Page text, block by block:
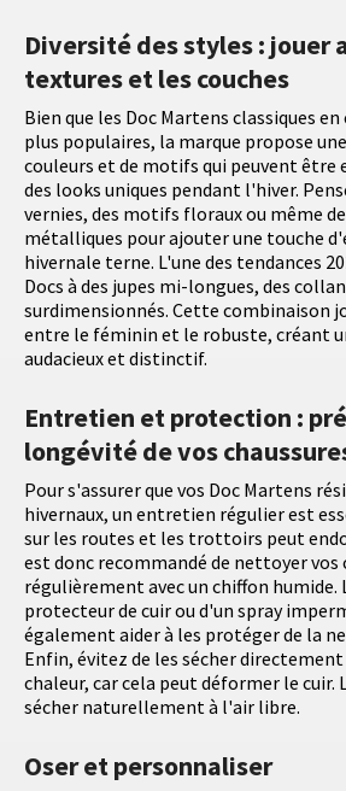
Diversité des styles : jouer
textures et les couches
Bien que les Doc Martens classiques
plus populaires, la marque propose
couleurs et de motifs qui peuvent être
des looks uniques pendant l'hiver.
vernies, des motifs floraux ou même
métalliques pour ajouter une touche
hivernale terne. L'une des tendances
Docs à des jupes mi-longues, des
surdimensionnés. Cette combinaison
entre le féminin et le robuste, créant
audacieux et distinctif.
Entretien et protection :
longévité de vos
Pour s'assurer que vos Doc Martens
hivernaux, un entretien régulier est
sur les routes et les trottoirs peut
est donc recommandé de nettoyer vos
régulièrement avec un chiffon
protecteur de cuir ou d'un spray
également aider à les protéger de la
Enfin, évitez de les sécher directement
chaleur, car cela peut déformer le
sécher naturellement à l'air libre.
Oser et personnaliser